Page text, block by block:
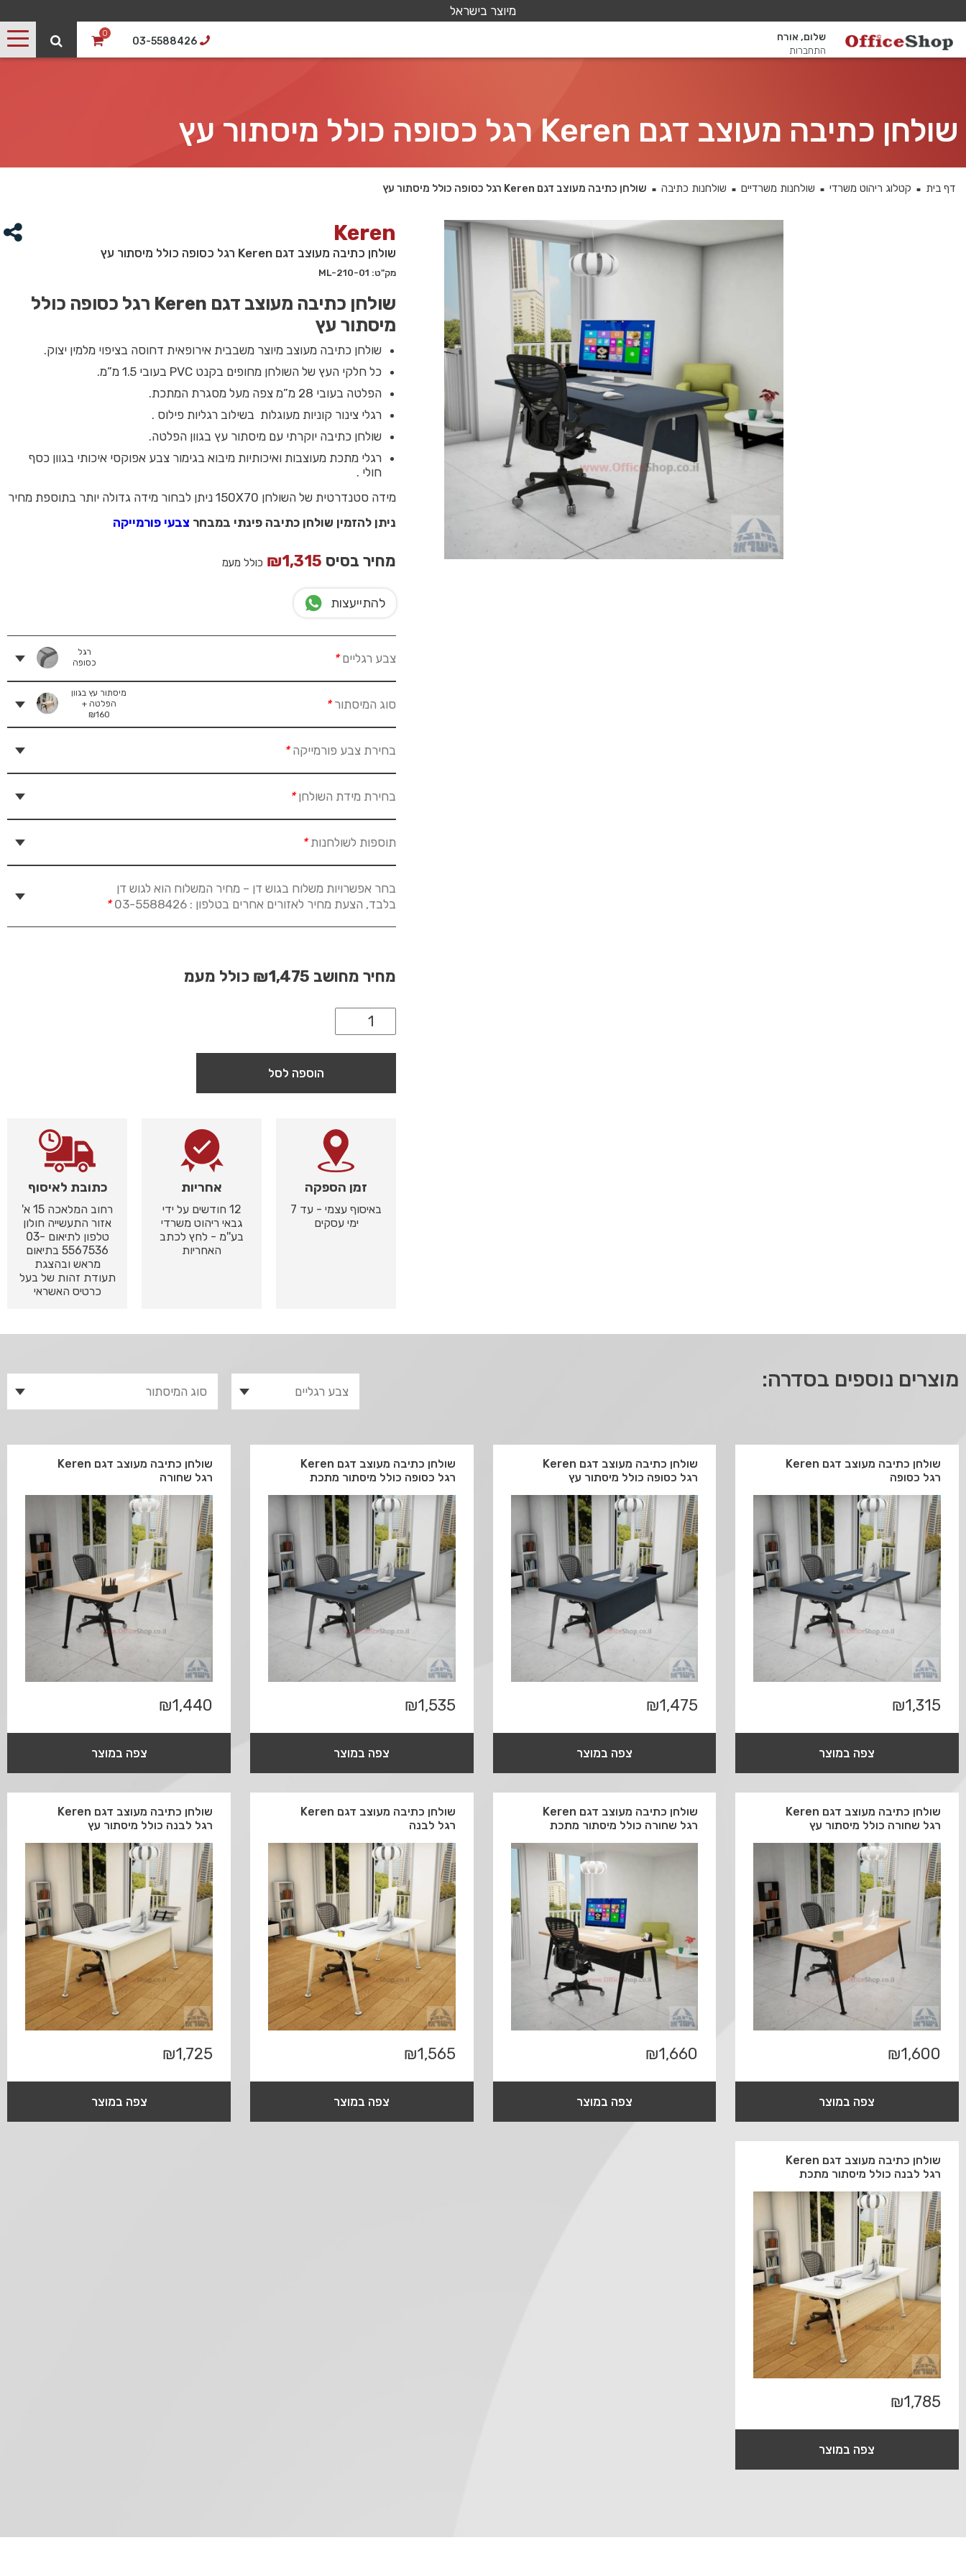
מיוצר בישראל
שלום, אורח
התחברות
03-5588426
0
שולחן כתיבה מעוצב דגם Keren רגל כסופה כולל מיסתור עץ
דף בית ■ קטלוג ריהוט משרדי ■ שולחנות משרדיים ■ שולחנות כתיבה ■ שולחן כתיבה מעוצב דגם Keren רגל כסופה כולל מיסתור עץ
Keren
שולחן כתיבה מעוצב דגם Keren רגל כסופה כולל מיסתור עץ
מק"ט: 210-01-ML
שולחן כתיבה מעוצב דגם Keren רגל כסופה כולל
מיסתור עץ
שולחן כתיבה מעוצב מיוצר משבבית אירופאית דחוסה בציפוי מלמין יצוק.
כל חלקי העץ של השולחן מחופים בקנט PVC בעובי 1.5 מ”מ.
הפלטה בעובי 28 מ”מ צפה מעל מסגרת המתכת.
רגלי צינור קוניות מעוגלות בשילוב רגליות פילוס .
שולחן כתיבה יוקרתי עם מיסתור עץ בגוון הפלטה.
רגלי מתכת מעוצבות ואיכותיות מיבוא בגימור צבע אפוקסי איכותי בגוון כסף
חולי .
מידה סטנדרטית של השולחן 150X70 ניתן לבחור מידה גדולה יותר בתוספת מחיר
ניתן להזמין שולחן כתיבה פינתי במבחר צבעי פורמייקה
מחיר בסיס ₪1,315 כולל מעמ
להתייעצות
צבע רגליים*
רגל
כסופה
סוג המיסתור*
מיסתור עץ בגוון
הפלטה +
₪160
בחירת צבע פורמייקה*
בחירת מידת השולחן*
תוספות לשולחנות*
בחר אפשרויות משלוח בגוש דן – מחיר המשלוח הוא לגוש דן
בלבד, הצעת מחיר לאזורים אחרים בטלפון : 03-5588426
*
מחיר מחושב ₪1,475 כולל מעמ
הוספה לסל
זמן הספקה
באיסוף עצמי - עד 7
ימי עסקים
אחריות
12 חודשים על ידי
גבאי ריהוט משרדי
בע''מ - לחץ לכתב
האחריות
כתובת לאיסוף
רחוב המלאכה 15 א'
אזור התעשייה חולון
טלפון לתיאום 03-
5567536 בתיאום
מראש ובהצגת
תעודת זהות של בעל
כרטיס האשראי
מוצרים נוספים בסדרה:
שולחן כתיבה מעוצב דגם Keren
רגל כסופה
₪1,315
צפה במוצר
שולחן כתיבה מעוצב דגם Keren
רגל כסופה כולל מיסתור עץ
₪1,475
צפה במוצר
שולחן כתיבה מעוצב דגם Keren
רגל כסופה כולל מיסתור מתכת
₪1,535
צפה במוצר
שולחן כתיבה מעוצב דגם Keren
רגל שחורה
₪1,440
צפה במוצר
שולחן כתיבה מעוצב דגם Keren
רגל שחורה כולל מיסתור עץ
₪1,600
צפה במוצר
שולחן כתיבה מעוצב דגם Keren
רגל שחורה כולל מיסתור מתכת
₪1,660
צפה במוצר
שולחן כתיבה מעוצב דגם Keren
רגל לבנה
₪1,565
צפה במוצר
שולחן כתיבה מעוצב דגם Keren
רגל לבנה כולל מיסתור עץ
₪1,725
צפה במוצר
שולחן כתיבה מעוצב דגם Keren
רגל לבנה כולל מיסתור מתכת
₪1,785
צפה במוצר